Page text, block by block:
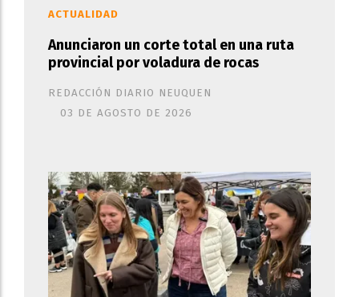
Anunciaron un corte total en una ruta
provincial por voladura de rocas
REDACCIÓN DIARIO NEUQUEN
ACTUALIDAD
03 DE AGOSTO DE 2026